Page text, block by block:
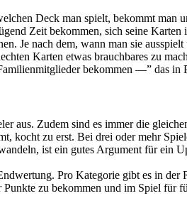
Deck man spielt, bekommt man
Zeit bekommen, sich seine Karten
Je nach dem, wann man sie
Karten etwas brauchbares zu
bekommen —” das in
Zudem sind es immer die
kocht zu erst. Bei drei oder mehr
ist ein gutes Argument für ein
Pro Kategorie gibt es in
zu bekommen und im Spiel für